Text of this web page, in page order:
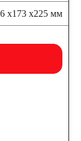
x173 x225 мм